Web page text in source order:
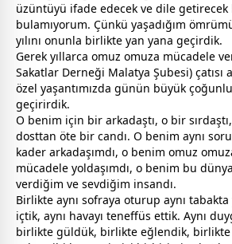
üzüntüyü ifade edecek ve dile
bulamıyorum. Çünkü yaşadığım
yılını onunla birlikte yan yana geçirdik.
Gerek yıllarca omuz omuza mücadele
Sakatlar Derneği Malatya Şubesi) çatısı
özel yaşantımızda günün büyük
geçirirdik.
O benim için bir arkadaştı, o bir
dosttan öte bir candı. O benim aynı
kader arkadaşımdı, o benim omuz
mücadele yoldaşımdı, o benim bu dünya
verdiğim ve sevdiğim insandı.
Birlikte aynı sofraya oturup aynı
içtik, aynı havayı teneffüs ettik. Aynı
birlikte güldük, birlikte eğlendik, birlikte